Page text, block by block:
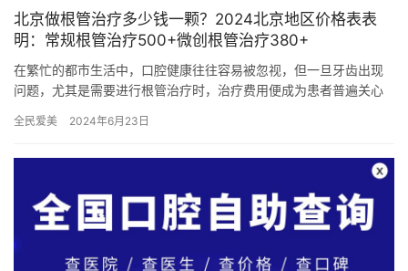
北京做根管治疗多少钱一颗？2024北京地区价格表表
明：常规根管治疗500+微创根管治疗380+
在繁忙的都市生活中，口腔健康往往容易被忽视，但一旦牙齿出现
问题，尤其是需要进行根管治疗时，治疗费用便成为患者普遍关心
疗的价…
全民爱美 2024年6月23日